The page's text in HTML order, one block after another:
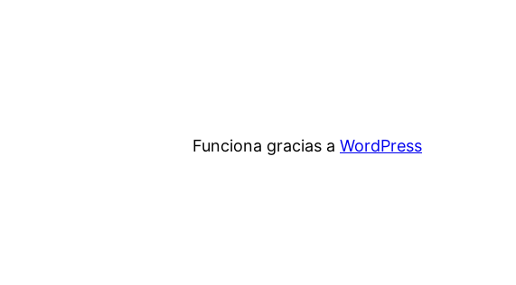
Funciona gracias a WordPress